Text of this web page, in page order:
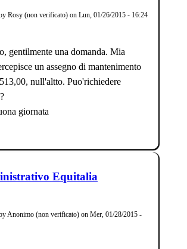
Rosy (non verificato) on Lun, 01/26/2015 - 16:24
gentilmente una domanda. Mia
un assegno di mantenimento
null'altto. Puo'richiedere
giornata
Equitalia
Anonimo (non verificato) on Mer, 01/28/2015 -